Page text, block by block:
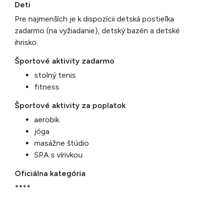
Deti
Pre najmenších je k dispozícii detská postieľka
zadarmo (na vyžiadanie), detský bazén a detské
ihrisko.
Športové aktivity zadarmo
stolný tenis
fitness
Športové aktivity za poplatok
aerobik
jóga
masážne štúdio
SPA s vírivkou
Oficiálna kategória
****